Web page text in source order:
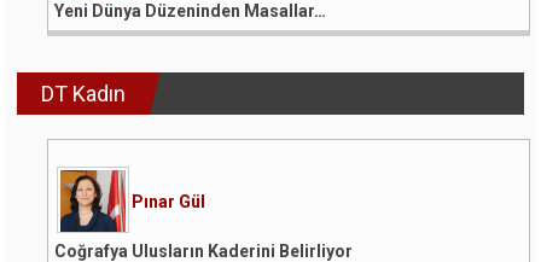
Yeni Dünya Düzeninden Masallar…
DT Kadın
Pınar Gül
Coğrafya Ulusların Kaderini Belirliyor